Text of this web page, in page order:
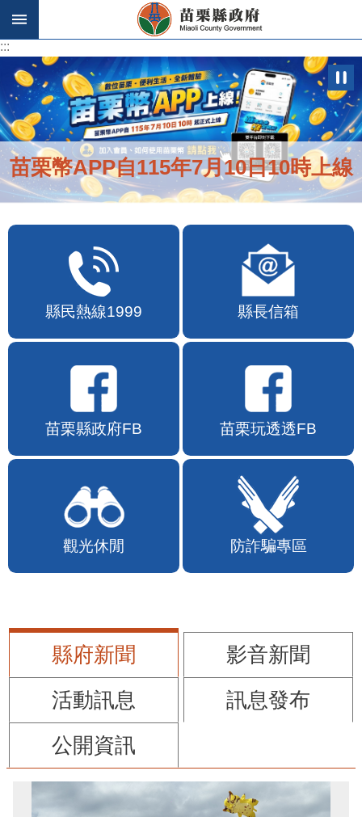
跳到主要內容區塊
:::
苗栗幣APP自115年7月10日10時上線
縣民熱線1999 縣長信箱
苗栗縣政府FB 苗栗玩透透FB
觀光休閒 防詐騙專區
縣府新聞
影音新聞
活動訊息
訊息發布
公開資訊